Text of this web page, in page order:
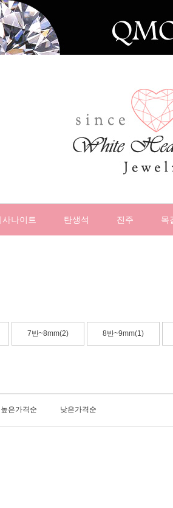
사나이트 탄생석 진주 목
7반~8mm(2) 8반~9mm(1)
높은가격순 낮은가격순